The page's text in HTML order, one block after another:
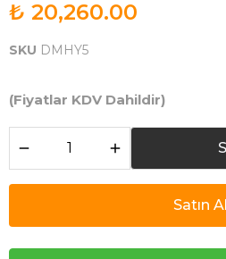
₺ 20,260.00
SKU DMHY5
(Fiyatlar KDV Dahildir)
Satın Al